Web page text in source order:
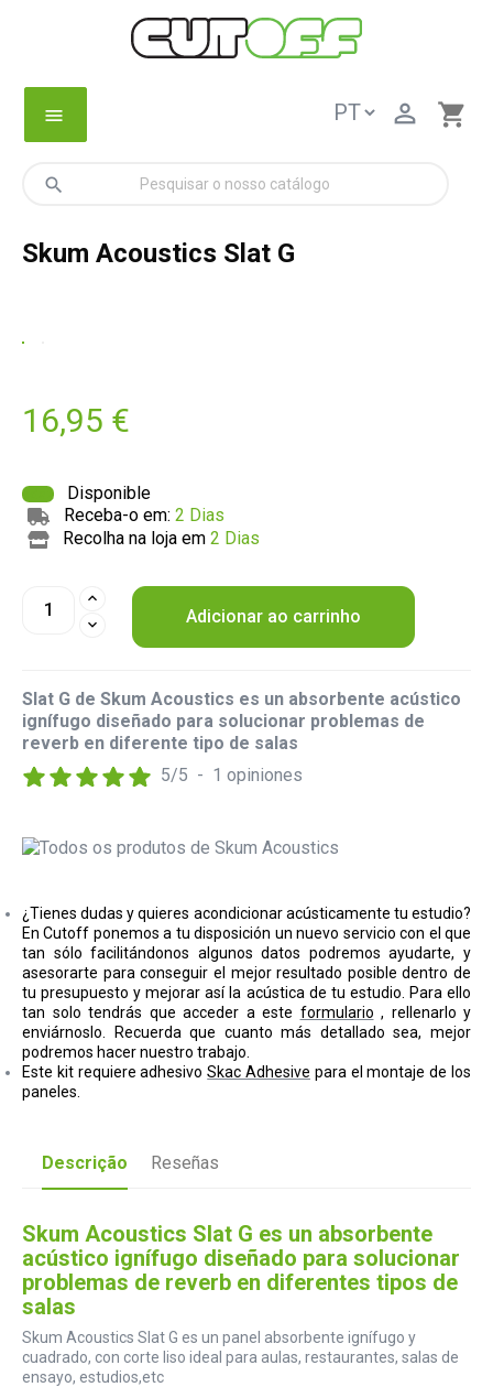
menu shopping_cart

search
Skum Acoustics Slat G
16,95 €
Disponible
Receba-o em:2 Dias
Recolha na loja em2 Dias
Adicionar ao carrinho
Slat G de Skum Acoustics es un absorbente acústico
ignífugo diseñado para solucionar problemas de
reverb en diferente tipo de salas
5/5 - 1 opiniones
¿Tienes dudas y quieres acondicionar acústicamente tu estudio?
En Cutoff ponemos a tu disposición un nuevo servicio con el que
tan sólo facilitándonos algunos datos podremos ayudarte, y
asesorarte para conseguir el mejor resultado posible dentro de
tu presupuesto y mejorar así la acústica de tu estudio. Para ello
tan solo tendrás que acceder a este formulario , rellenarlo y
enviárnoslo. Recuerda que cuanto más detallado sea, mejor
podremos hacer nuestro trabajo.
Este kit requiere adhesivoSkac Adhesive para el montaje de los
paneles.
Descrição Reseñas
Skum Acoustics Slat G es un absorbente
acústico ignífugo diseñado para solucionar
problemas de reverb en diferentes tipos de
salas
Skum Acoustics Slat G es un panel absorbente ignífugo y
cuadrado, con corte liso ideal para aulas, restaurantes, salas de
ensayo, estudios,etc